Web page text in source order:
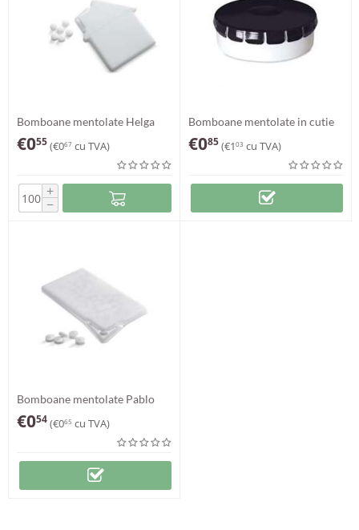
Bomboane mentolate Helga
€055(€067 cu TVA)
+
−
Bomboane mentolate in cutie
Milo
€085(€1 03 cu TVA)
Bomboane mentolate Pablo
€054(€065 cu TVA)